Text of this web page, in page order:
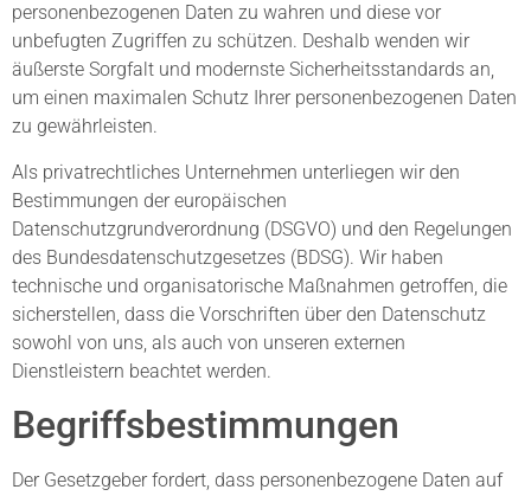
personenbezogenen Daten zu wahren und diese vor
unbefugten Zugriffen zu schützen. Deshalb wenden wir
äußerste Sorgfalt und modernste Sicherheitsstandards an,
um einen maximalen Schutz Ihrer personenbezogenen Daten
zu gewährleisten.
Als privatrechtliches Unternehmen unterliegen wir den
Bestimmungen der europäischen
Datenschutzgrundverordnung (DSGVO) und den Regelungen
des Bundesdatenschutzgesetzes (BDSG). Wir haben
technische und organisatorische Maßnahmen getroffen, die
sicherstellen, dass die Vorschriften über den Datenschutz
sowohl von uns, als auch von unseren externen
Dienstleistern beachtet werden.
Begriffsbestimmungen
Der Gesetzgeber fordert, dass personenbezogene Daten auf